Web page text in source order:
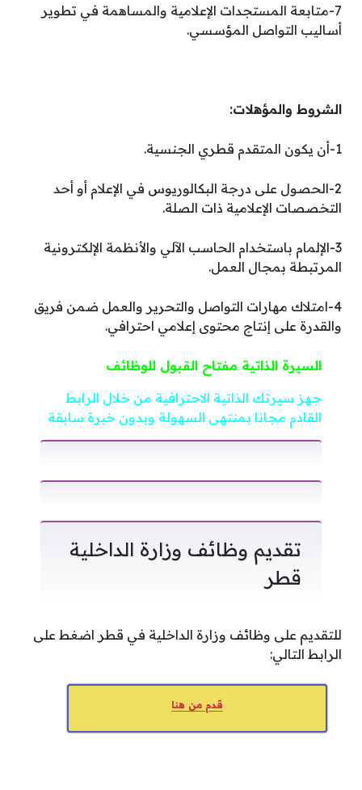
7-متابعة المستجدات الإعلامية والمساهمة في تطوير
أساليب التواصل المؤسسي.
الشروط والمؤهلات:
1-أن يكون المتقدم قطري الجنسية.
2-الحصول على درجة البكالوريوس في الإعلام أو أحد
التخصصات الإعلامية ذات الصلة.
3-الإلمام باستخدام الحاسب الآلي والأنظمة الإلكترونية
المرتبطة بمجال العمل.
4-امتلاك مهارات التواصل والتحرير والعمل ضمن فريق
والقدرة على إنتاج محتوى إعلامي احترافي.
السيرة الذاتية مفتاح القبول للوظائف
جهز سيرتك الذاتية الاحترافية من خلال الرابط
القادم مجانا بمنتهى السهولة وبدون خبرة سابقة
تقديم وظائف وزارة الداخلية
قطر
للتقديم على وظائف وزارة الداخلية في قطر اضغط على
الرابط التالي:
قدم من هنا